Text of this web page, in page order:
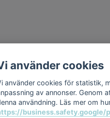
använder cookies
använder cookies för statistik,
av annonser. Genom
användning. Läs mer om
business.safety.google/